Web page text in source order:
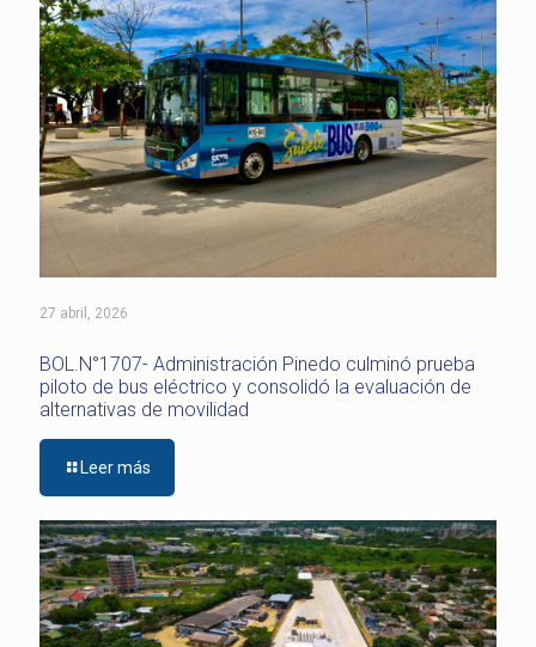
27 abril, 2026
BOL.N°1707- Administración Pinedo culminó prueba
piloto de bus eléctrico y consolidó la evaluación de
alternativas de movilidad
Leer más